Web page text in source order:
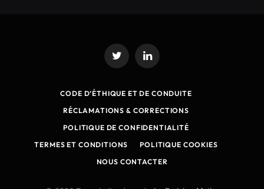
Twitter LinkedIn
CODE D’ÉTHIQUE ET DE CONDUITE
RÉCLAMATIONS & CORRECTIONS
POLITIQUE DE CONFIDENTIALITÉ
TERMES ET CONDITIONS
POLITIQUE COOKIES
NOUS CONTACTER